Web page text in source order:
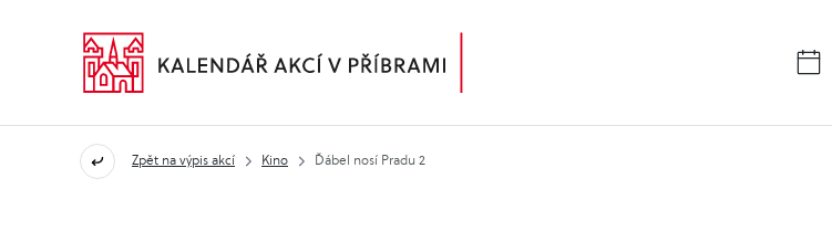
Zpět na výpis akcí Kino Ďábel nosí Pradu 2